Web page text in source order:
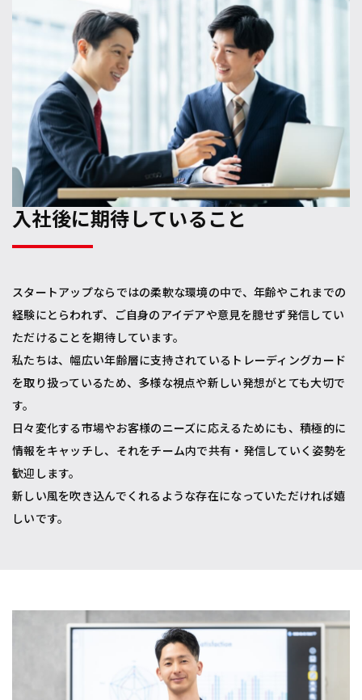
入社後に期待していること
スタートアップならではの柔軟な環境の中で、年齢やこれまでの
経験にとらわれず、ご自身のアイデアや意見を臆せず発信してい
ただけることを期待しています。
私たちは、幅広い年齢層に支持されているトレーディングカード
を取り扱っているため、多様な視点や新しい発想がとても大切で
す。
日々変化する市場やお客様のニーズに応えるためにも、積極的に
情報をキャッチし、それをチーム内で共有・発信していく姿勢を
歓迎します。
新しい風を吹き込んでくれるような存在になっていただければ嬉
しいです。